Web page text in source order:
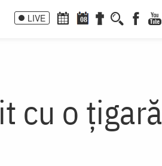
LIVE 08
cu o țigară